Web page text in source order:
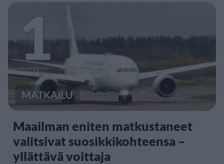
1
MATKAILU
Maailman eniten matkustaneet
valitsivat suosikkikohteensa –
yllättävä voittaja